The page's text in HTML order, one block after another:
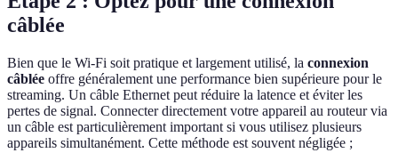
câblée
Bien que le Wi-Fi soit pratique et largement utilisé, la connexion
câblée offre généralement une performance bien supérieure pour le
streaming. Un câble Ethernet peut réduire la latence et éviter les
pertes de signal. Connecter directement votre appareil au routeur via
un câble est particulièrement important si vous utilisez plusieurs
appareils simultanément. Cette méthode est souvent négligée ;